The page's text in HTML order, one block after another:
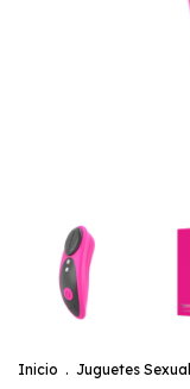
Inicio . Juguetes